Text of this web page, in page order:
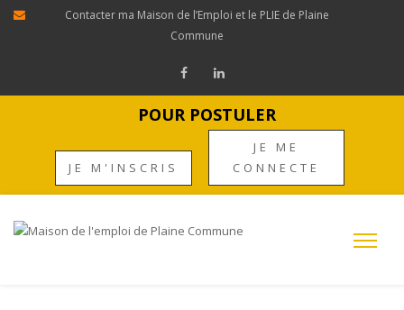
Contacter ma Maison de l’Emploi et le PLIE de Plaine
Commune
POUR POSTULER
JE M'INSCRIS
JE ME
CONNECTE